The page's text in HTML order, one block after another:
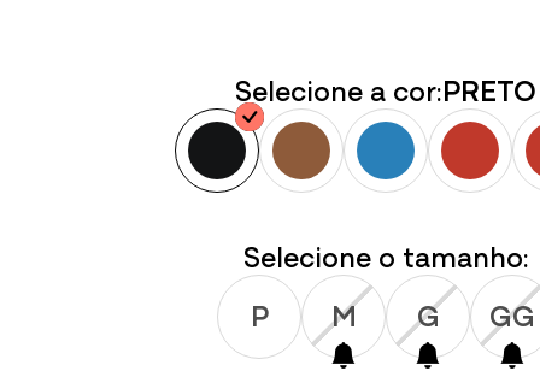
Selecione a cor:PRETO
Selecione o tamanho:
P
M G GG